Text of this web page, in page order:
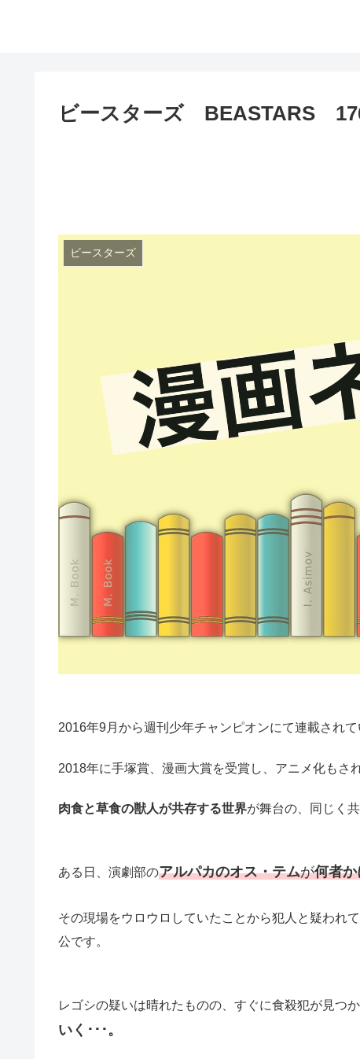
ビースターズ BEASTARS
ビースターズ
2016年9月から週刊少年チャンピオンにて連載されて
2018年に手塚賞、漫画大賞を受賞し、アニメ化もさ
肉食と草食の獣人が共存する世界が舞台の、同じく
ある日、演劇部のアルパカのオス・テムが何者
その現場をウロウロしていたことから犯人と疑われ
公です。
レゴシの疑いは晴れたものの、すぐに食殺犯が見つか
いく･･･。